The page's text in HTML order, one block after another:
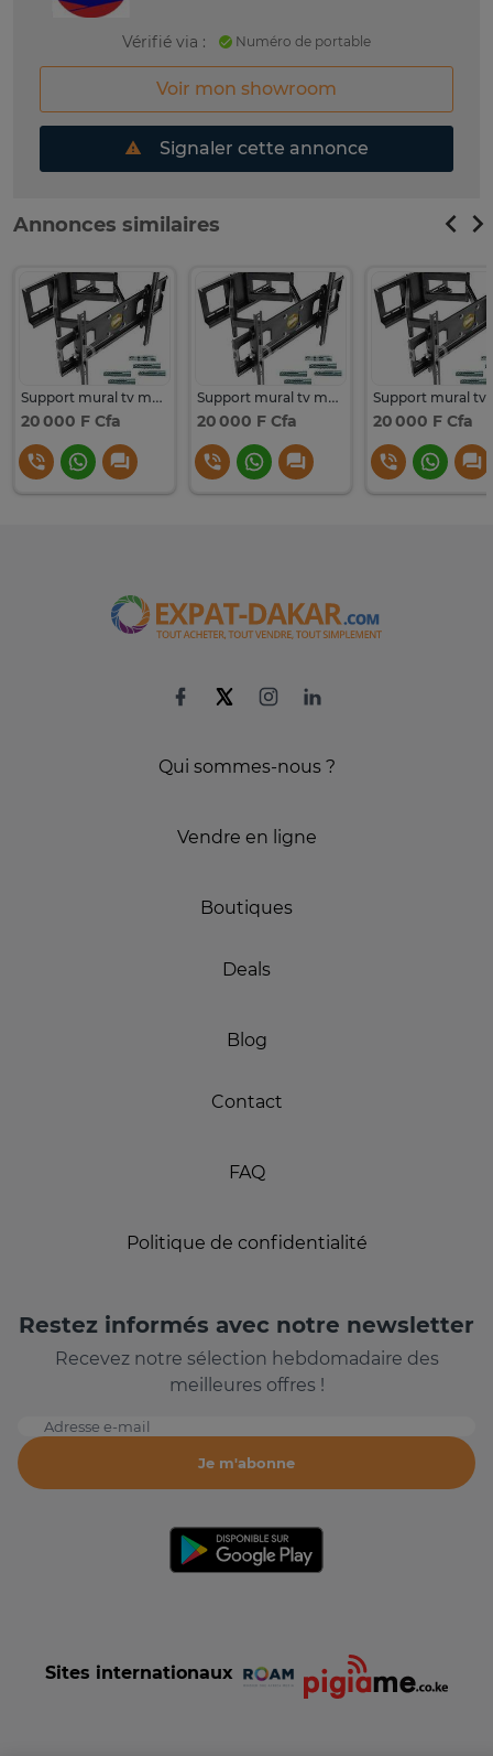
Vérifié via : Numéro de portable
Voir mon showroom
Signaler cette annonce
Annonces similaires
Support mural tv mobile
20 000 F Cfa
Support mural tv mobile
20 000 F Cfa 20 000 F Cfa
Qui sommes-nous ?
Vendre en ligne
Boutiques
Deals
Blog
Contact
FAQ
Politique de confidentialité
Restez informés avec notre newsletter
Recevez notre sélection hebdomadaire des
meilleures offres !
Adresse e-mail
Je m'abonne
Sites internationaux